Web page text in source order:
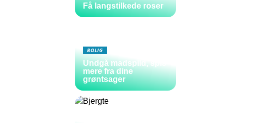
Få langstilkede roser
BOLIG
Undgå madspild, spis
mere fra dine
grøntsager